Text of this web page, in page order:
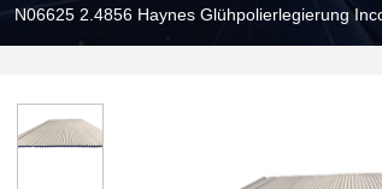
N06625 2.4856 Haynes Glühpolierlegierung